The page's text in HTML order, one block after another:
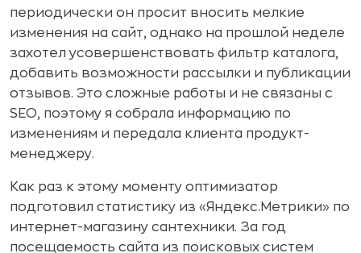
периодически он просит вносить мелкие
изменения на сайт, однако на прошлой неделе
захотел усовершенствовать фильтр каталога,
добавить возможности рассылки и публикации
отзывов. Это сложные работы и не связаны с
SEO, поэтому я собрала информацию по
изменениям и передала клиента продукт-
менеджеру.
Как раз к этому моменту оптимизатор
подготовил статистику из «Яндекс.Метрики» по
интернет-магазину сантехники. За год
посещаемость сайта из поисковых систем